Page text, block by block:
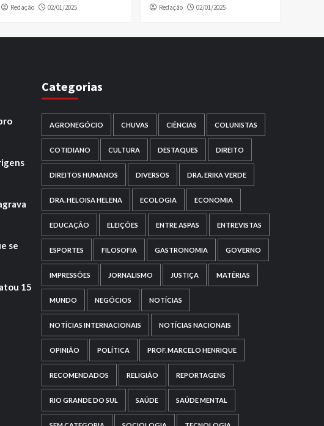
Redação 02/01/2025 Redação 02/01/2025
se
15
Categorias
AGRONEGÓCIO CHUVAS CIÊNCIAS COLUNISTAS
COTIDIANO CULTURA DESTAQUES DIREITO
DIREITOS HUMANOS DIVERSOS DRA. ERIKA VERDE
DRA. HELOISA HELENA ECOLOGIA ECONOMIA
EDUCAÇÃO ELEIÇÕES ENTRE ASPAS ENTREVISTAS
ESPORTES FILOSOFIA GASTRONOMIA GOVERNO
IMPRESSÕES JORNALISMO JUSTIÇA MATÉRIAS
MUNDO NEGÓCIOS NOTÍCIAS
NOTÍCIAS INTERNACIONAIS NOTÍCIAS NACIONAIS
OPINIÃO POLÍTICA PROF. MARCELO HENRIQUE
RECOMENDADOS RELIGIÃO REPORTAGENS
RIO GRANDE DO SUL SAÚDE SAÚDE MENTAL